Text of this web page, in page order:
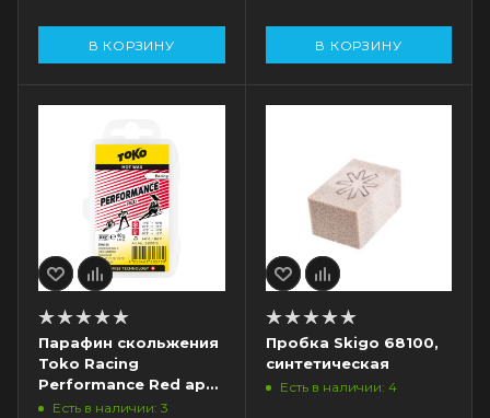
В КОРЗИНУ В КОРЗИНУ
Парафин скольжения
Toko Racing
Performance Red арт.
5501016, -4/-12°C, 40
Есть в наличии: 3
Пробка Skigo 68100,
синтетическая
Есть в наличии: 4